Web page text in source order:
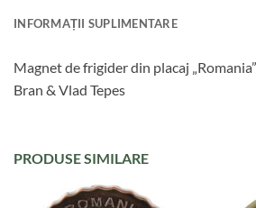
INFORMAȚII SUPLIMENTARE
Magnet de frigider din placaj
Bran & Vlad Tepes
PRODUSE SIMILARE